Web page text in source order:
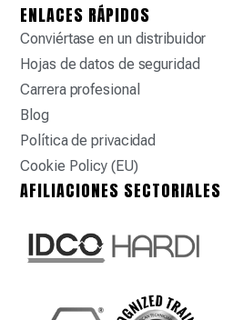
ENLACES RÁPIDOS
Conviértase en un distribuidor
Hojas de datos de seguridad
Carrera profesional
Blog
Política de privacidad
Cookie Policy (EU)
AFILIACIONES SECTORIALES